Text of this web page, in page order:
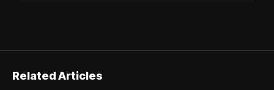
Related Articles